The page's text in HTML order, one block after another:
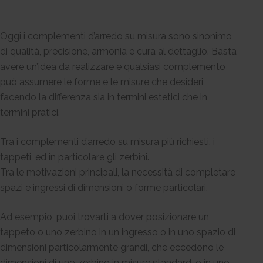
Oggi i complementi d’arredo su misura sono sinonimo
di qualità, precisione, armonia e cura al dettaglio. Basta
avere un’idea da realizzare e qualsiasi complemento
può assumere le forme e le misure che desideri,
facendo la differenza sia in termini estetici che in
termini pratici.
Tra i complementi d’arredo su misura più richiesti, i
tappeti, ed in particolare gli zerbini.
Tra le motivazioni principali, la necessità di completare
spazi e ingressi di dimensioni o forme particolari.
Ad esempio, puoi trovarti a dover posizionare un
tappeto o uno zerbino in un ingresso o in uno spazio di
dimensioni particolarmente grandi, che eccedono le